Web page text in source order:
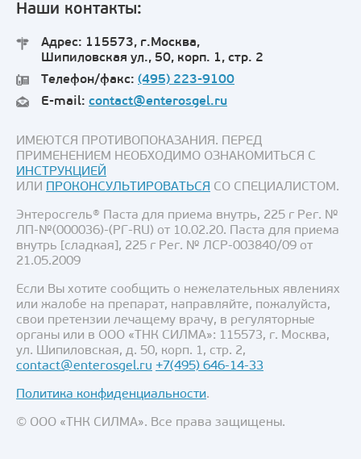
Наши контакты:
Адрес: 115573, г.Москва,
Шипиловская ул., 50, корп. 1, стр. 2
Телефон/факс: (495) 223-9100
E-mail: contact@enterosgel.ru
ИМЕЮТСЯ ПРОТИВОПОКАЗАНИЯ. ПЕРЕД
ПРИМЕНЕНИЕМ НЕОБХОДИМО ОЗНАКОМИТЬСЯ С
ИНСТРУКЦИЕЙ
ИЛИ ПРОКОНСУЛЬТИРОВАТЬСЯ СО СПЕЦИАЛИСТОМ.
Энтеросгель® Паста для приема внутрь, 225 г Рег. №
ЛП-№(000036)-(РГ-RU) от 10.02.20. Паста для приема
внутрь [сладкая], 225 г Рег. № ЛСР-003840/09 от
21.05.2009
Если Вы хотите сообщить о нежелательных явлениях
или жалобе на препарат, направляйте, пожалуйста,
свои претензии лечащему врачу, в регуляторные
органы или в ООО «ТНК СИЛМА»: 115573, г. Москва,
ул. Шипиловская, д. 50, корп. 1, стр. 2,
contact@enterosgel.ru +7(495) 646-14-33
Политика конфиденциальности.
© ООО «ТНК СИЛМА». Все права защищены.